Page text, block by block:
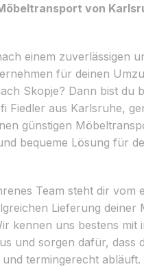
von
einem zuverlässigen
für deinen
Skopje? Dann bist du
Fiedler aus Karlsruhe,
günstigen
bequeme Lösung für
Team steht dir vom
Lieferung deiner
kennen uns bestens mit
und sorgen dafür, dass
termingerecht abläuft.